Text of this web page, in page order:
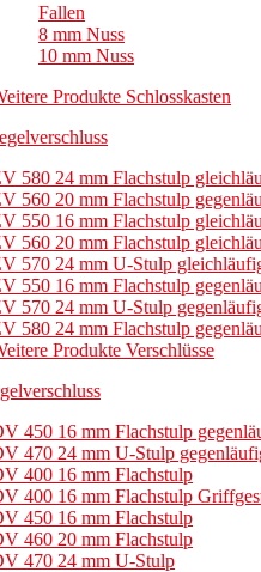
Fallen
8 mm Nuss
10 mm Nuss
Produkte Schlosskasten
580 24 mm Flachstulp
560 20 mm Flachstulp
550 16 mm Flachstulp
560 20 mm Flachstulp
570 24 mm U-Stulp
550 16 mm Flachstulp
570 24 mm U-Stulp
580 24 mm Flachstulp
Produkte Verschlüsse
450 16 mm Flachstulp
470 24 mm U-Stulp
400 16 mm Flachstulp
400 16 mm Flachstulp
450 16 mm Flachstulp
460 20 mm Flachstulp
470 24 mm U-Stulp